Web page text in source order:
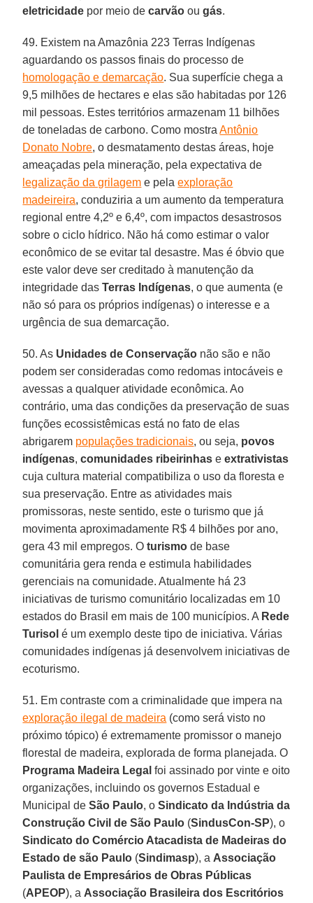
eletricidade por meio decarvão ougás.
49. Existem na Amazônia 223 Terras Indígenas
aguardando os passos finais do processo de
homologação e demarcação. Sua superfície chega a
9,5 milhões de hectares e elas são habitadas por 126
mil pessoas. Estes territórios armazenam 11 bilhões
de toneladas de carbono. Como mostraAntônio
Donato Nobre, o desmatamento destas áreas, hoje
ameaçadas pela mineração, pela expectativa de
legalização da grilagem e pelaexploração
madeireira, conduziria a um aumento da temperatura
regional entre 4,2º e 6,4º, com impactos desastrosos
sobre o ciclo hídrico. Não há como estimar o valor
econômico de se evitar tal desastre. Mas é óbvio que
este valor deve ser creditado à manutenção da
integridade dasTerras Indígenas, o que aumenta (e
não só para os próprios indígenas) o interesse e a
urgência de sua demarcação.
50. As Unidades de Conservação não são e não
podem ser consideradas como redomas intocáveis e
avessas a qualquer atividade econômica. Ao
contrário, uma das condições da preservação de suas
funções ecossistêmicas está no fato de elas
abrigarem populações tradicionais, ou seja, povos
indígenas,comunidades ribeirinhas eextrativistas
cuja cultura material compatibiliza o uso da floresta e
sua preservação. Entre as atividades mais
promissoras, neste sentido, este o turismo que já
movimenta aproximadamente R$ 4 bilhões por ano,
gera 43 mil empregos. Oturismo de base
comunitária gera renda e estimula habilidades
gerenciais na comunidade. Atualmente há 23
iniciativas de turismo comunitário localizadas em 10
estados do Brasil em mais de 100 municípios. A Rede
Turisol é um exemplo deste tipo de iniciativa. Várias
comunidades indígenas já desenvolvem iniciativas de
ecoturismo.
51. Em contraste com a criminalidade que impera na
exploração ilegal de madeira (como será visto no
próximo tópico) é extremamente promissor o manejo
florestal de madeira, explorada de forma planejada. O
Programa Madeira Legal foi assinado por vinte e oito
organizações, incluindo os governos Estadual e
Municipal deSão Paulo, oSindicato da Indústria da
Construção Civil de São Paulo (SindusCon-SP), o
Sindicato do Comércio Atacadista de Madeiras do
Estado de são Paulo (Sindimasp), a Associação
Paulista de Empresários de Obras Públicas
(APEOP), a Associação Brasileira dos Escritórios